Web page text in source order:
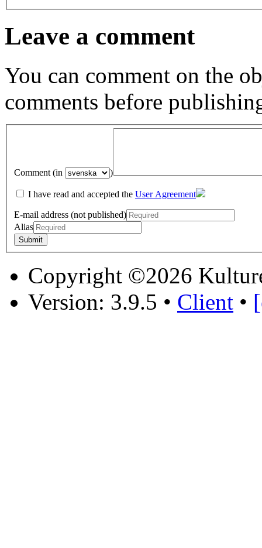
Leave a comment
You can comment on the
comments before
Comment (in )
I have read and accepted the User Agreement
E-mail address (not published)
Alias
Copyright ©2026
Version: 3.9.5 • Client •